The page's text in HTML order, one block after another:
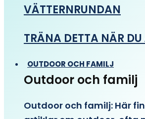
VÄTTERNRUNDAN
TRÄNA DETTA NÄR
OUTDOOR OCH FAMILJ
Outdoor och familj
Outdoor och familj: Här